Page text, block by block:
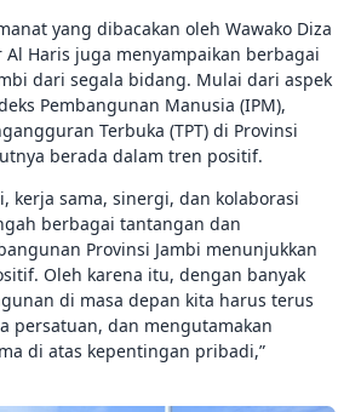
yang dibacakan oleh Wawako Diza
Haris juga menyampaikan berbagai
dari segala bidang. Mulai dari aspek
Pembangunan Manusia (IPM),
Terbuka (TPT) di Provinsi
berada dalam tren positif.
kerja sama, sinergi, dan kolaborasi
berbagai tantangan dan
Provinsi Jambi menunjukkan
Oleh karena itu, dengan banyak
di masa depan kita harus terus
persatuan, dan mengutamakan
di atas kepentingan pribadi,”